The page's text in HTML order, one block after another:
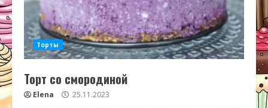
Торты
Торт со смородиной
Elena 25.11.2023